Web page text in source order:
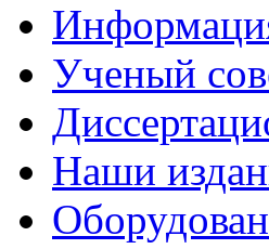
Ученый
Наши